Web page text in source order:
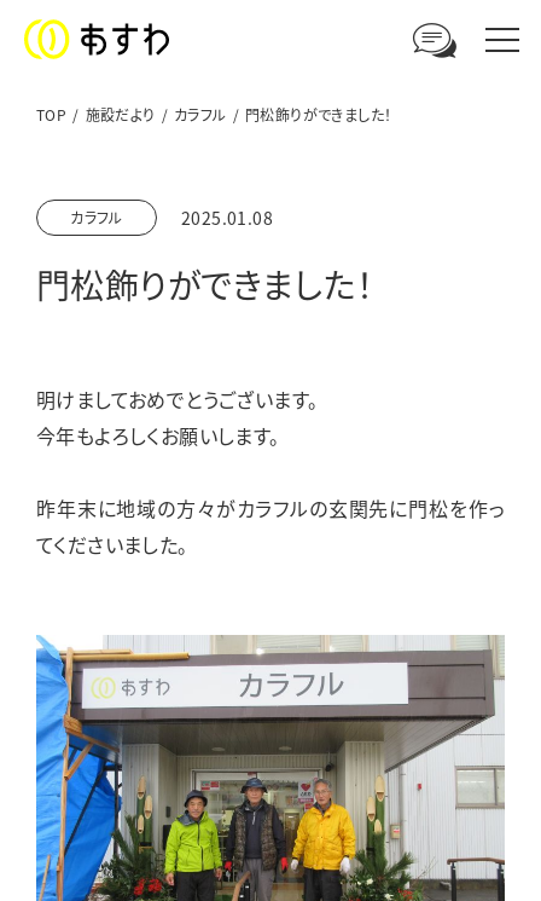
ご相談やお問い合わせはこちら
電話からのお問い合わせ
ウェブからのお問い合わせ
TOP 施設だより カラフル 門松飾りができました！
カラフル 2025.01.08
門松飾りができました！
明けましておめでとうございます。
今年もよろしくお願いします。
昨年末に地域の方々がカラフルの玄関先に門松を作っ
てくださいました。